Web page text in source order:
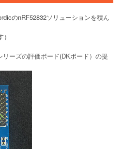
のnRF52832ソリューションを積ん
ーズの評価ボード(DKボード）の提